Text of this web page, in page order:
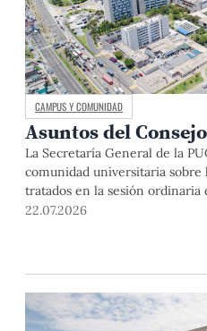
CAMPUS Y COMUNIDAD
Asuntos del
La Secretaría General de la
comunidad universitaria sobre
tratados en la sesión
que se realizó el día miércoles
22.07.2026